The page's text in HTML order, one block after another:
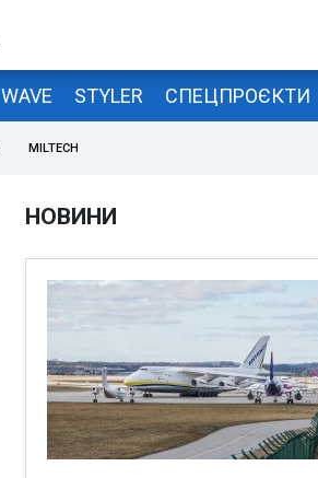
WAVE STYLER СПЕЦПРОЄКТИ
MILTECH
НОВИНИ